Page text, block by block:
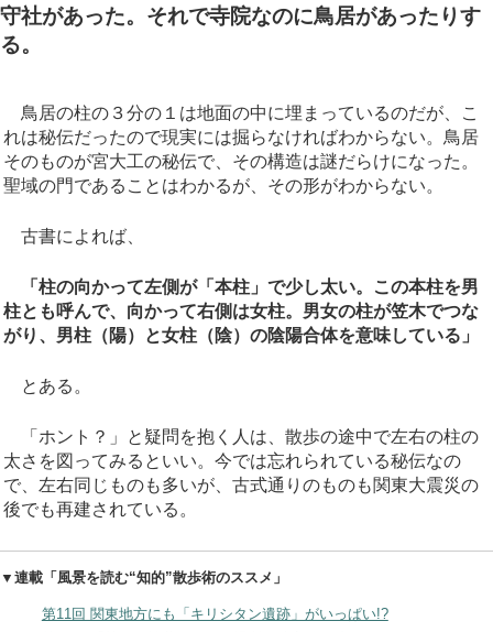
守社があった。それで寺院なのに鳥居があったりす
る。
鳥居の柱の３分の１は地面の中に埋まっているのだが、こ
れは秘伝だったので現実には掘らなければわからない。鳥居
そのものが宮大工の秘伝で、その構造は謎だらけになった。
聖域の門であることはわかるが、その形がわからない。
古書によれば、
「柱の向かって左側が「本柱」で少し太い。この本柱を男
柱とも呼んで、向かって右側は女柱。男女の柱が笠木でつな
がり、男柱（陽）と女柱（陰）の陰陽合体を意味している」
とある。
「ホント？」と疑問を抱く人は、散歩の途中で左右の柱の
太さを図ってみるといい。今では忘れられている秘伝なの
で、左右同じものも多いが、古式通りのものも関東大震災の
後でも再建されている。
▼連載「風景を読む“知的”散歩術のススメ」
第11回 関東地方にも「キリシタン遺跡」がいっぱい!?